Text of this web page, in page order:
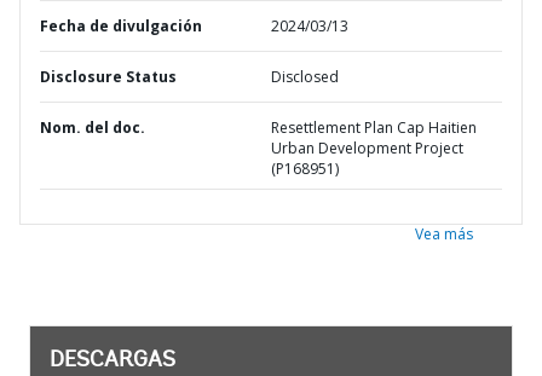
Fecha de divulgación 2024/03/13
Disclosure Status Disclosed
Nom. del doc.
Resettlement Plan Cap Haitien
Urban Development Project
(P168951)
Vea más
DESCARGAS